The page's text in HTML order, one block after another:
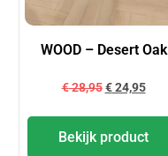
WOOD – Desert Oak
€28,95 €24,95
Bekijk product